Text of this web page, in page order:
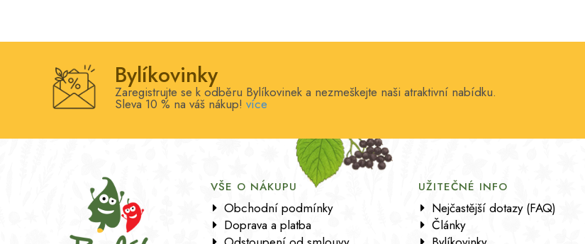
Bylíkovinky
Zaregistrujte se k odběru Bylíkovinek a nezmeškejte naši atraktivní nabídku.
Sleva 10 % na váš nákup! více
VŠE O NÁKUPU
Obchodní podmínky
Doprava a platba
UŽITEČNÉ INFO
Nejčastější dotazy (FAQ)
Články